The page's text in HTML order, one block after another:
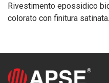
Rivestimento epossidico
colorato con finitura satinata.